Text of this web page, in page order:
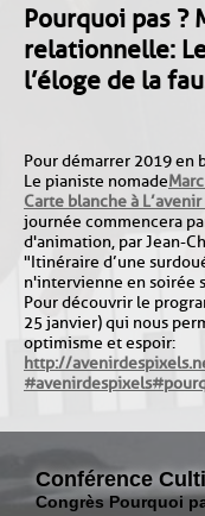
Pourquoi pas ?
relationnelle :
l’éloge de la
Pour démarrer 2019 en
Le pianiste nomade
Carte blanche à
journée commencera
d'animation, par Jean-
"Itinéraire d’une
n'intervienne en soirée
Pour découvrir le
25 janvier) qui nous
optimisme et espoir :
http://
#avenirdespixels#
Conférence
Congrès Pourquoi